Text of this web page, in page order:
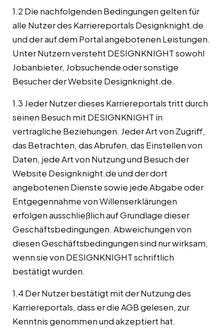
1.2 Die nachfolgenden Bedingungen gelten für
alle Nutzer des Karriereportals Designknight.de
und der auf dem Portal angebotenen Leistungen.
Unter Nutzern versteht DESIGNKNIGHT sowohl
Jobanbieter, Jobsuchende oder sonstige
Besucher der Website Designknight.de.
1.3 Jeder Nutzer dieses Karriereportals tritt durch
seinen Besuch mit DESIGNKNIGHT in
vertragliche Beziehungen. Jeder Art von Zugriff,
das Betrachten, das Abrufen, das Einstellen von
Daten, jede Art von Nutzung und Besuch der
Website Designknight.de und der dort
angebotenen Dienste sowie jede Abgabe oder
Entgegennahme von Willenserklärungen
erfolgen ausschließlich auf Grundlage dieser
Geschäftsbedingungen. Abweichungen von
diesen Geschäftsbedingungen sind nur wirksam,
wenn sie von DESIGNKNIGHT schriftlich
bestätigt wurden.
1.4 Der Nutzer bestätigt mit der Nutzung des
Karriereportals, dass er die AGB gelesen, zur
Kenntnis genommen und akzeptiert hat.